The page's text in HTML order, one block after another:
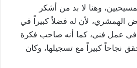
وهنا لا بد من أشكر
الهمشري، لأن له فضلاً كبيراً في
في عمل فني، كما أنه صاحب فكرة
نجاحاً كبيراً مع تسجيلها، وكان